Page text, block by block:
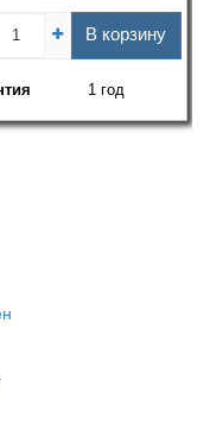
В корзину
1 год